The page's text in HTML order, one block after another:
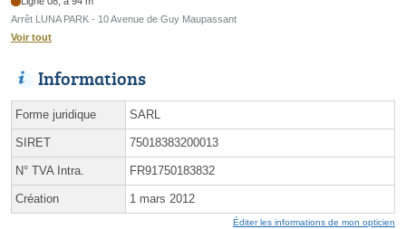
Arrêt LUNA PARK - 10 Avenue de Guy Maupassant
Voir tout
Informations
Forme juridique SARL
SIRET 75018383200013
N° TVA Intra. FR91750183832
Création 1 mars 2012
Éditer les informations de mon opticien